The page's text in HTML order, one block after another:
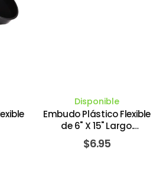
Disponible
Embudo Plástico Flexible
de 6" X 15" Largo.
LUBRIMATIC PLEWS
EDELMANN
$6.95